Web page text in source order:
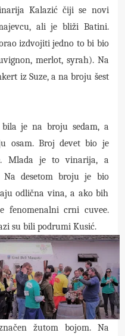
Kalazić čiji se novi
ali je bliži Batini.
izdvojiti jedno to bi bio
merlot, syrah). Na
iz Suze, a na broju šest
je na broju sedam, a
osam. Broj devet bio je
Mlada je to vinarija, a
desetom broju je bio
odlična vina, a ako bih
fenomenalni crni cuvee.
su bili podrumi Kusić.
žutom bojom. Na